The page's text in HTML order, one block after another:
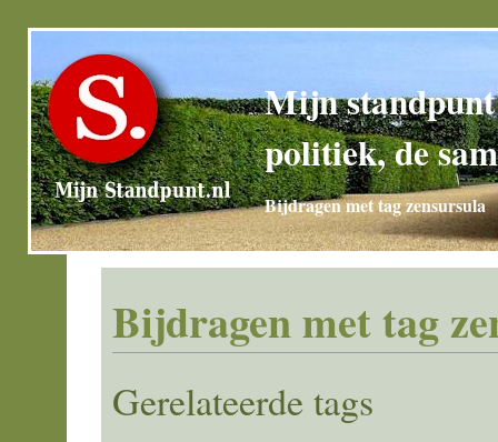
Mijn
politiek, de
Bijdragen met tag zensursula
Bijdragen met tag
Gerelateerde tags